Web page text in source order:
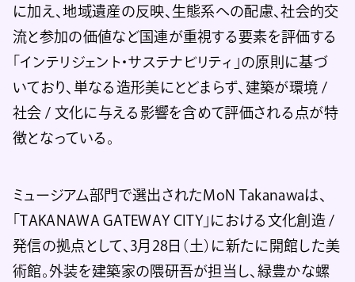
に加え、地域遺産の反映、生態系への配慮、社会的交
流と参加の価値など国連が重視する要素を評価する
「インテリジェント・サステナビリティ」の原則に基づ
いており、単なる造形美にとどまらず、建築が環境 /
社会 / 文化に与える影響を含めて評価される点が特
徴となっている。
ミュージアム部門で選出されたMoN Takanawaは、
「TAKANAWA GATEWAY CITY」における文化創造 /
発信の拠点として、3月28日（土）に新たに開館した美
術館。外装を建築家の隈研吾が担当し、緑豊かな螺